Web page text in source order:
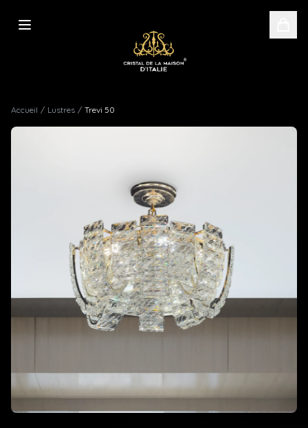
Accueil / Lustres / Trevi 50